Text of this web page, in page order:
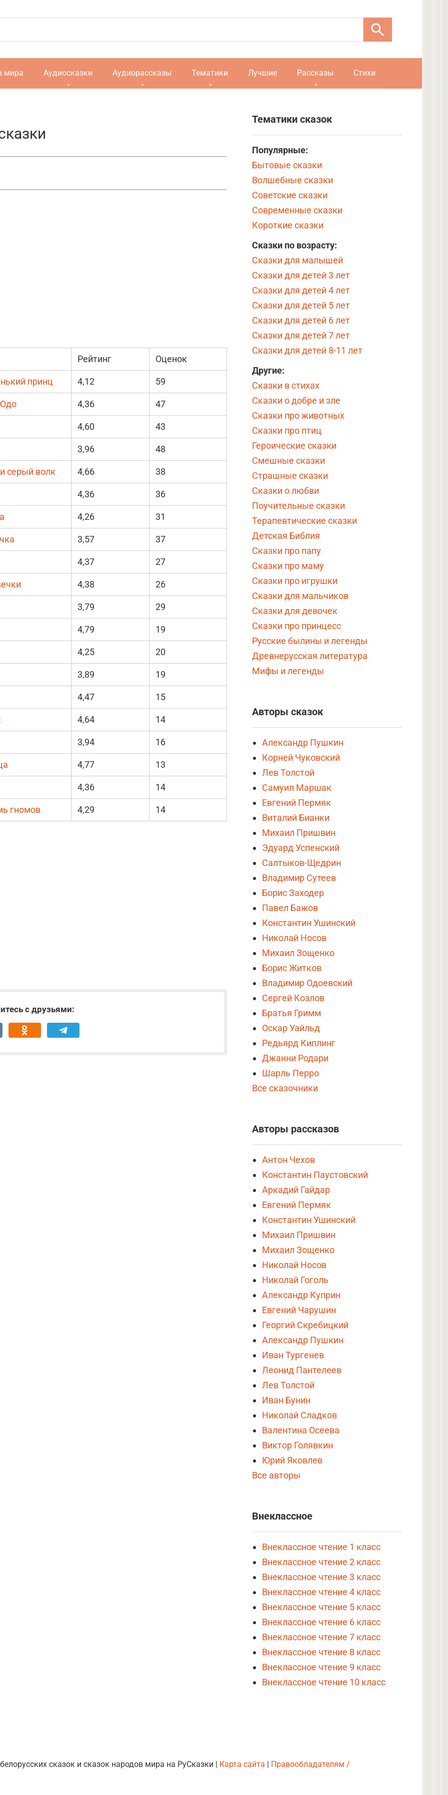
мира Аудиосказки Аудиорассказы Тематики Лучшие Рассказы Стихи
Рейтинг Оценок
принц 4,12 59
4,36 47
4,60 43
3,96 48
серый волк 4,66 38
4,36 36
4,26 31
3,57 37
4,37 27
4,38 26
3,79 29
4,79 19
4,25 20
3,89 19
4,47 15
4,64 14
3,94 16
4,77 13
4,36 14
гномов 4,29 14
с друзьями:
Тематики сказок
Популярные:
Бытовые сказки
Волшебные сказки
Советские сказки
Современные сказки
Короткие сказки
Сказки по возрасту:
Сказки для малышей
Сказки для детей 3 лет
Сказки для детей 4 лет
Сказки для детей 5 лет
Сказки для детей 6 лет
Сказки для детей 7 лет
Сказки для детей 8-11 лет
Другие:
Сказки в стихах
Сказки о добре и зле
Сказки про животных
Сказки про птиц
Героические сказки
Смешные сказки
Страшные сказки
Сказки о любви
Поучительные сказки
Терапевтические сказки
Детская Библия
Сказки про папу
Сказки про маму
Сказки про игрушки
Сказки для мальчиков
Сказки для девочек
Сказки про принцесс
Русские былины и легенды
Древнерусская литература
Мифы и легенды
Авторы сказок
Александр Пушкин
Корней Чуковский
Лев Толстой
Самуил Маршак
Евгений Пермяк
Виталий Бианки
Михаил Пришвин
Эдуард Успенский
Салтыков-Щедрин
Владимир Сутеев
Борис Заходер
Павел Бажов
Константин Ушинский
Николай Носов
Михаил Зощенко
Борис Житков
Владимир Одоевский
Сергей Козлов
Братья Гримм
Оскар Уайльд
Редьярд Киплинг
Джанни Родари
Шарль Перро
Все сказочники
Авторы рассказов
Антон Чехов
Константин Паустовский
Аркадий Гайдар
Евгений Пермяк
Константин Ушинский
Михаил Пришвин
Михаил Зощенко
Николай Носов
Николай Гоголь
Александр Куприн
Евгений Чарушин
Георгий Скребицкий
Александр Пушкин
Иван Тургенев
Леонид Пантелеев
Лев Толстой
Иван Бунин
Николай Сладков
Валентина Осеева
Виктор Голявкин
Юрий Яковлев
Все авторы
Внеклассное
Внеклассное чтение 1 класс
Внеклассное чтение 2 класс
Внеклассное чтение 3 класс
Внеклассное чтение 4 класс
Внеклассное чтение 5 класс
Внеклассное чтение 6 класс
Внеклассное чтение 7 класс
Внеклассное чтение 8 класс
Внеклассное чтение 9 класс
Внеклассное чтение 10 класс
сказок и сказок народов мира на РуСказки | Карта сайта | Правообладателям /